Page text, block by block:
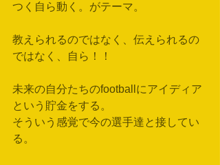
つく自ら動く。がテーマ。
教えられるのではなく、伝えられるの
ではなく、自ら！！
未来の自分たちのfootballにアイディア
という貯金をする。
そういう感覚で今の選手達と接してい
る。